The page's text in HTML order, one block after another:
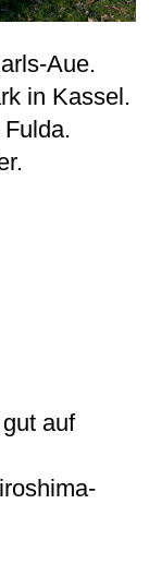
Aue.
in Kassel.
auf